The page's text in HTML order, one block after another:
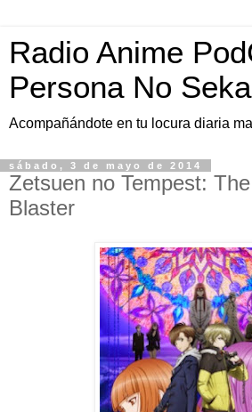
Radio Anime
Persona No
Acompañándote en tu locura diaria
sábado, 3 de mayo de 2014
Zetsuen no Tempest:
Blaster